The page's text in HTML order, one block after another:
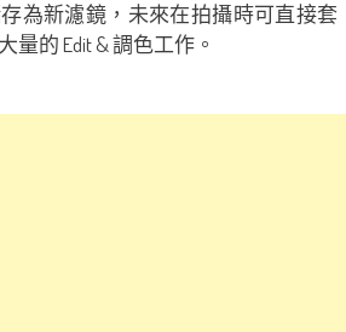
為新濾鏡，未來在拍攝時可直接套
量的 Edit & 調色工作。